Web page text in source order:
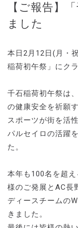
【ご報告】
ました
本日2月12日(月・
稲荷初午祭」にク
千石稲荷初午祭は
の健康安全を祈願
スポーツが街を活
パルセイロの活躍
た。
本年も100名を超
様のご発展とAC長
ディースチームの
きました。